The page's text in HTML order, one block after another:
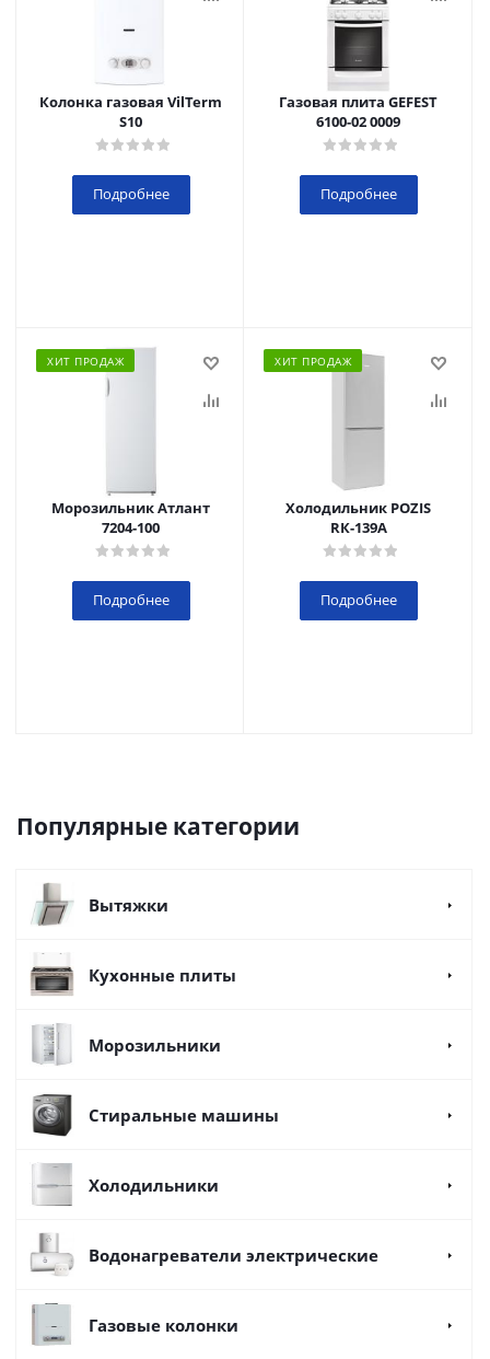
Колонка газовая VilTerm
S10
Подробнее
Газовая плита GEFEST
6100-02 0009
Подробнее
ХИТ ПРОДАЖ
Морозильник Атлант
7204-100
Подробнее
ХИТ ПРОДАЖ
Холодильник POZIS
RК-139А
Подробнее
Популярные категории
Вытяжки
Кухонные плиты
Морозильники
Стиральные машины
Холодильники
Водонагреватели электрические
Газовые колонки